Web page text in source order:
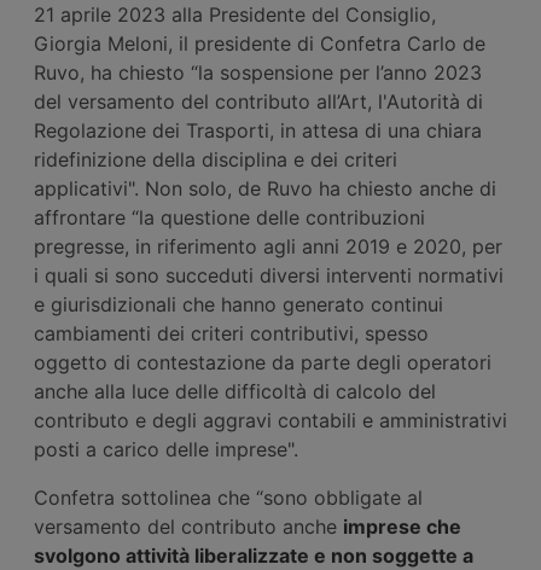
21 aprile 2023 alla Presidente del Consiglio,
Giorgia Meloni, il presidente di Confetra Carlo de
Ruvo, ha chiesto “la sospensione per l’anno 2023
del versamento del contributo all’Art, l'Autorità di
Regolazione dei Trasporti, in attesa di una chiara
ridefinizione della disciplina e dei criteri
applicativi". Non solo, de Ruvo ha chiesto anche di
affrontare “la questione delle contribuzioni
pregresse, in riferimento agli anni 2019 e 2020, per
i quali si sono succeduti diversi interventi normativi
e giurisdizionali che hanno generato continui
cambiamenti dei criteri contributivi, spesso
oggetto di contestazione da parte degli operatori
anche alla luce delle difficoltà di calcolo del
contributo e degli aggravi contabili e amministrativi
posti a carico delle imprese".
Confetra sottolinea che “sono obbligate al
versamento del contributo anche imprese che
svolgono attività liberalizzate e non soggette a